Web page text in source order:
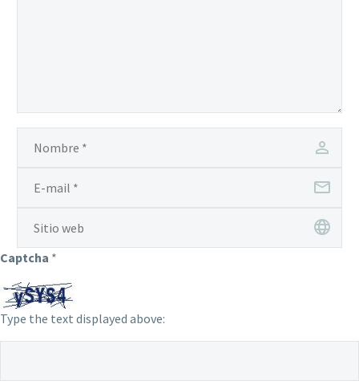
Captcha *
Type the text displayed above: